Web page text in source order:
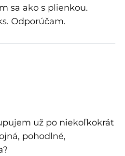
sa ako s plienkou.
Odporúčam.
5 z 5 hviezdičiek
už po niekoľkokrát
pohodlné,